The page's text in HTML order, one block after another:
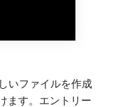
いファイルを作成
ます。エントリー